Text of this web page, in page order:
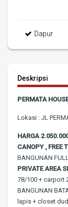
Dapur
Deskripsi
PERMATA
Lokasi : JL
HARGA
CANOPY , FREE
BANGUNAN
PRIVATE AREA
78/100 + carport
BANGUNAN
lapis + closet